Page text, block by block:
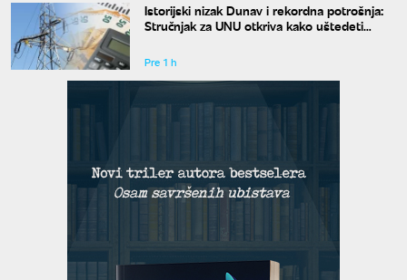
Istorijski nizak Dunav i rekordna potrošnja:
Stručnjak za UNU otkriva kako uštedeti
Pre 1 h